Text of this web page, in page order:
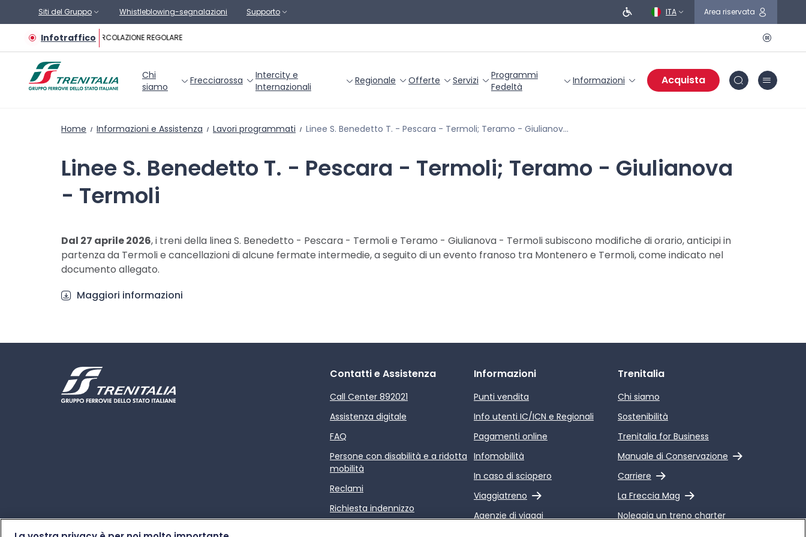
Vai al contenuto principale
Siti del Gruppo Whistleblowing-segnalazioni Supporto ITA Area riservata
InfotrafficoCIRCOLAZIONE REGOLARE
Chi
siamo
Frecciarossa
Intercity e
Internazionali
Regionale Offerte Servizi
Programmi
Fedeltà
Informazioni Acquista
Home Informazioni e Assistenza Lavori programmati Linee S. Benedetto T. - Pescara - Termoli; Teramo - Giulianova - Termoli
Linee S. Benedetto T. - Pescara - Termoli; Teramo - Giulianova
- Termoli
Dal 27 aprile 2026, i treni della linea S. Benedetto - Pescara - Termoli e Teramo - Giulianova - Termoli subiscono modifiche di orario, anticipi in
partenza da Termoli e cancellazioni di alcune fermate intermedie, a seguito di un evento franoso tra Montenero e Termoli, come indicato nel
documento allegato.
Maggiori informazioni
Contatti e Assistenza
Call Center 892021
Assistenza digitale
FAQ
Persone con disabilità e a ridotta
mobilità
Reclami
Richiesta indennizzo
Informazioni
Punti vendita
Info utenti IC/ICN e Regionali
Pagamenti online
Infomobilità
In caso di sciopero
Viaggiatreno
Link esterno
Agenzie di viaggi
Trenitalia
Chi siamo
Sostenibilità
Trenitalia for Business
Manuale di Conservazione
Link esterno
Carriere
Link esterno
La Freccia Mag
Link esterno
Noleggia un treno charter